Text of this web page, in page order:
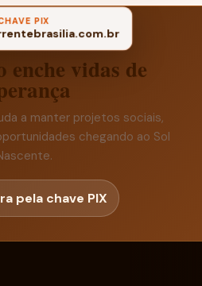
PIX
enche vidas de
a manter projetos sociais,
chegando ao Sol
pela chave PIX